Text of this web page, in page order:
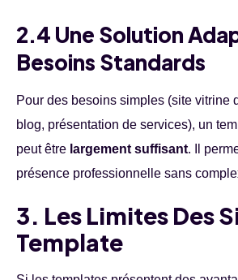
2.4 Une Solution
Besoins Standards
Pour des besoins simples (site vitrine
blog, présentation de services), un
peut être largement suffisant. Il
présence professionnelle sans
3. Les Limites Des
Template